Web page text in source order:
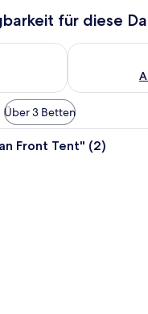
für diese
für heute Nacht, Aug. 6
Überprüfe
Über 3 Betten
Front Tent" (2)